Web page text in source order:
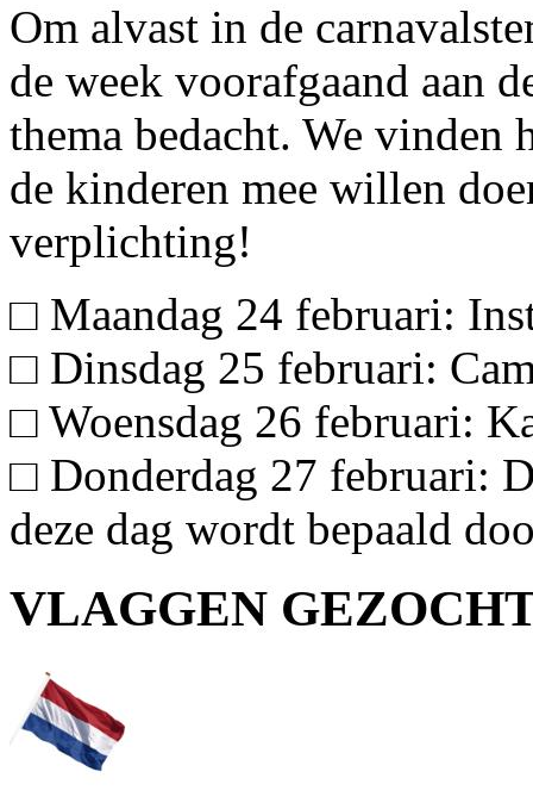
Om alvast in de
de week voorafgaand aan
thema bedacht. We
de kinderen mee willen
verplichting!
□ Maandag 24 februari:
□ Dinsdag 25 februari:
□ Woensdag 26 februari:
□ Donderdag 27 februari:
deze dag wordt bepaald
VLAGGEN